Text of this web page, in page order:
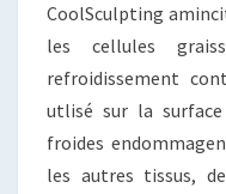
CoolSculpting
les cellules
refroidissement
utlisé sur la
froides
les autres tissus,